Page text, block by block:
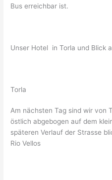
Bus erreichbar ist.
Unser Hotel in Torla und Blick
Torla
Am nächsten Tag sind wir von
östlich abgebogen auf dem
späteren Verlauf der Strasse
Rio Vellos